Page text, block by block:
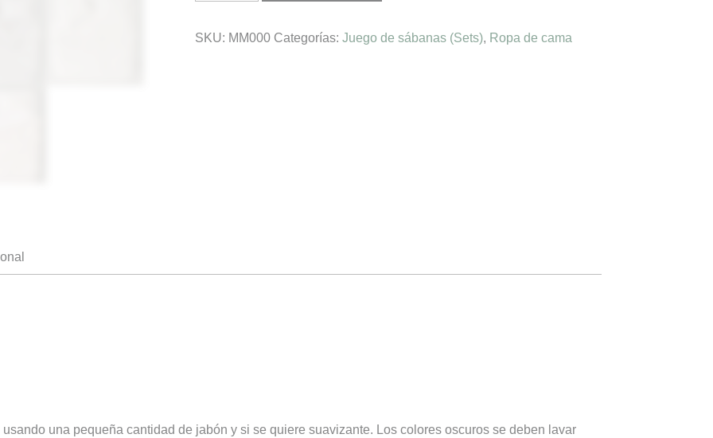
cantidad
SKU: MM000 Categorías:Juego de sábanas (Sets), Ropa de cama
una pequeña cantidad de jabón y si se quiere suavizante. Los colores oscuros se deben lavar